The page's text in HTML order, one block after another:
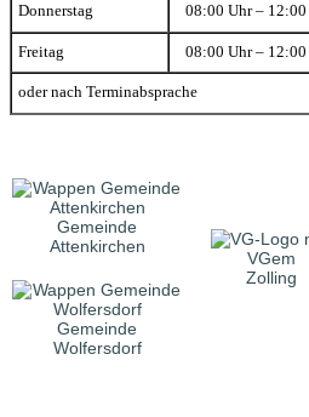
Donnerstag 08:00 Uhr – 12:00
Freitag 08:00 Uhr – 12:00
oder nach Terminabsprache
Gemeinde
Attenkirchen
VGem
Zolling
Gemeinde
Wolfersdorf